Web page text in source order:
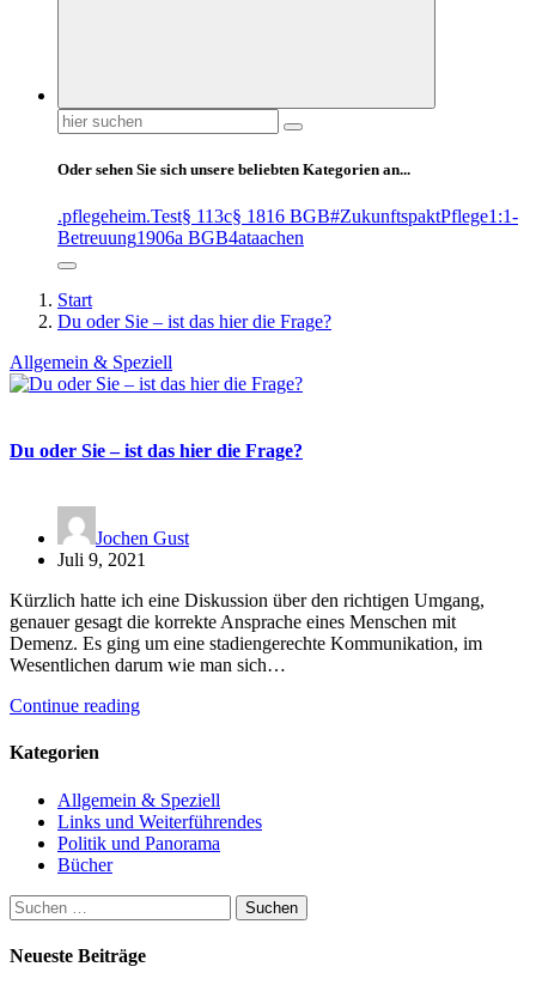
Suchen
nach:
Oder sehen Sie sich unsere beliebten Kategorien an...
.pflegeheim.Test§ 113c§ 1816 BGB#ZukunftspaktPflege1:1-
Betreuung1906a BGB4ataachen
Start
Du oder Sie – ist das hier die Frage?
Allgemein & Speziell
Du oder Sie – ist das hier die Frage?
Jochen Gust
Juli 9, 2021
Kürzlich hatte ich eine Diskussion über den richtigen Umgang,
genauer gesagt die korrekte Ansprache eines Menschen mit
Demenz. Es ging um eine stadiengerechte Kommunikation, im
Wesentlichen darum wie man sich…
Continue reading
Kategorien
Allgemein & Speziell
Links und Weiterführendes
Politik und Panorama
Bücher
Suchen
nach:
Neueste Beiträge